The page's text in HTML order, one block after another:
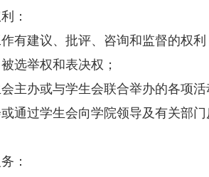
：
建议、批评、咨询和监督的权利
举权和表决权；
办或与学生会联合举办的各项活
过学生会向学院领导及有关部门
：